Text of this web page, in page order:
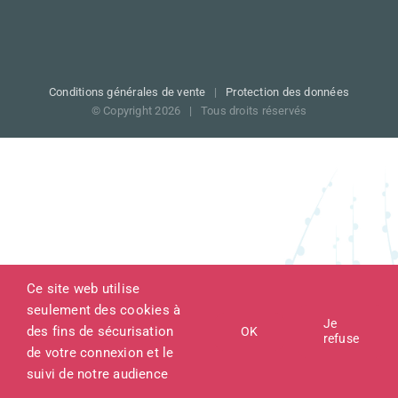
Conditions générales de vente | Protection des données
© Copyright2026 | Tous droits réservés
Ce site web utilise
seulement des cookies à
des fins de sécurisation
de votre connexion et le
suivi de notre audience
OK
Je
refuse